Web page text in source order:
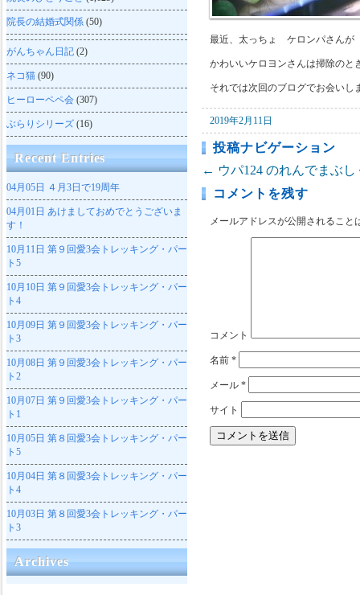
最近、太っちょ ケロンパさんが
かわいいケロヨンさんは掃除のと
それでは次回のブログでお会い
2019年2月11日
投稿ナビゲーション
← ウパ124 のれんでまぶ
コメントを残す
メールアドレスが公開されること
コメント
名前 *
メール *
サイト
院長の結婚式関係 (50)
がんちゃん日記 (2)
ネコ猫 (90)
ヒーローペペ会 (307)
ぶらりシリーズ (16)
Recent Entries
04月05日 ４月3日で19周年
04月01日 あけましておめでとうございま
す！
10月11日 第９回愛3会トレッキング・パー
ト5
10月10日 第９回愛3会トレッキング・パー
ト4
10月09日 第９回愛3会トレッキング・パー
ト3
10月08日 第９回愛3会トレッキング・パー
ト2
10月07日 第９回愛3会トレッキング・パー
ト1
10月05日 第８回愛3会トレッキング・パー
ト5
10月04日 第８回愛3会トレッキング・パー
ト4
10月03日 第８回愛3会トレッキング・パー
ト3
Archives